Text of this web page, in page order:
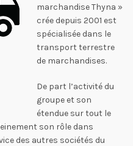
marchandise Thyna »
crée depuis 2001 est
spécialisée dans le
transport terrestre
de marchandises.
De part l’activité du
groupe et son
étendue sur tout le
son rôle dans
des autres sociétés du